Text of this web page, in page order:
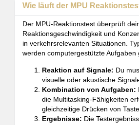
Wie läuft der MPU
Der MPU-Reaktionstest überprüft
Reaktionsgeschwindigkeit und
in verkehrsrelevanten Situationen.
werden computergestützte Aufgaben
Reaktion auf Signale: Du
visuelle oder akustische
Kombination von Aufgaben:
die Multitasking-Fähigkeiten
gleichzeitige Drücken von
Ergebnisse: Die